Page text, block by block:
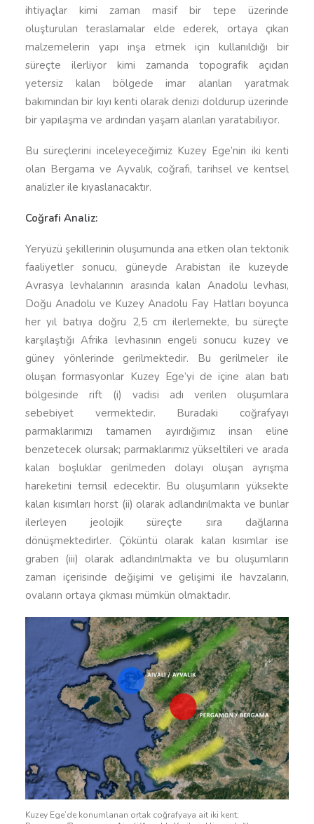
ihtiyaçlar kimi zaman masif bir tepe üzerinde
oluşturulan teraslamalar elde ederek, ortaya çıkan
malzemelerin yapı inşa etmek için kullanıldığı bir
süreçte ilerliyor kimi zamanda topografik açıdan
yetersiz kalan bölgede imar alanları yaratmak
bakımından bir kıyı kenti olarak denizi doldurup üzerinde
bir yapılaşma ve ardından yaşam alanları yaratabiliyor.
Bu süreçlerini inceleyeceğimiz Kuzey Ege’nin iki kenti
olan Bergama ve Ayvalık, coğrafi, tarihsel ve kentsel
analizler ile kıyaslanacaktır.
Coğrafi Analiz:
Yeryüzü şekillerinin oluşumunda ana etken olan tektonik
faaliyetler sonucu, güneyde Arabistan ile kuzeyde
Avrasya levhalarının arasında kalan Anadolu levhası,
Doğu Anadolu ve Kuzey Anadolu Fay Hatları boyunca
her yıl batıya doğru 2,5 cm ilerlemekte, bu süreçte
karşılaştığı Afrika levhasının engeli sonucu kuzey ve
güney yönlerinde gerilmektedir. Bu gerilmeler ile
oluşan formasyonlar Kuzey Ege’yi de içine alan batı
bölgesinde rift (i) vadisi adı verilen oluşumlara
sebebiyet vermektedir. Buradaki coğrafyayı
parmaklarımızı tamamen ayırdığımız insan eline
benzetecek olursak; parmaklarımız yükseltileri ve arada
kalan boşluklar gerilmeden dolayı oluşan ayrışma
hareketini temsil edecektir. Bu oluşumların yüksekte
kalan kısımları horst (ii) olarak adlandırılmakta ve bunlar
ilerleyen jeolojik süreçte sıra dağlarına
dönüşmektedirler. Çöküntü olarak kalan kısımlar ise
graben (iii) olarak adlandırılmakta ve bu oluşumların
zaman içerisinde değişimi ve gelişimi ile havzaların,
ovaların ortaya çıkması mümkün olmaktadır.
Kuzey Ege’de konumlanan ortak coğrafyaya ait iki kent;